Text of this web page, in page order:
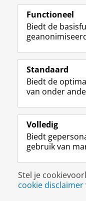
Volg de
Studiekiezers
Alumni
Over ons
Disclaimer &
Functioneel
Biedt de
Standaard
Biedt de
van onder
Volledig
Biedt
gebruik van
Stel je
cookie disclaimer